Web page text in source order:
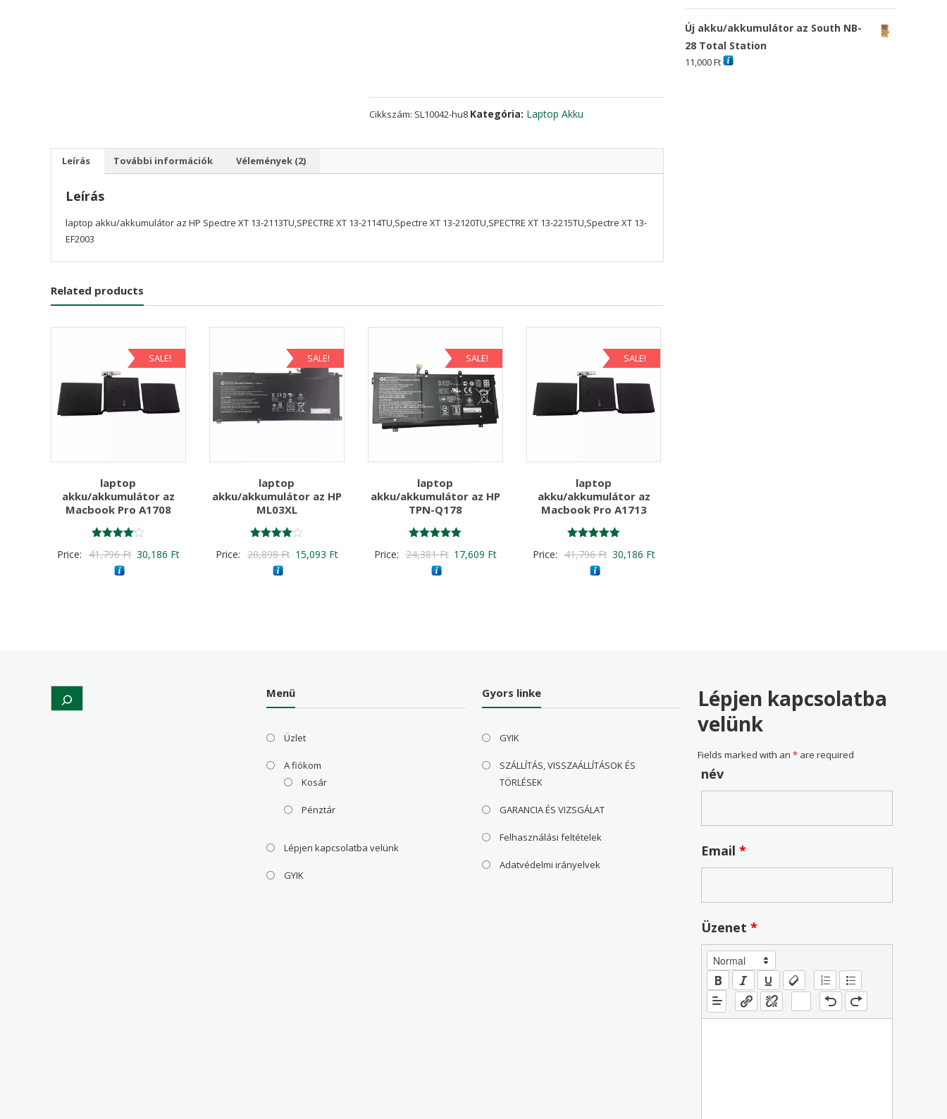
13-
13-
13-
Cikkszám: SL10042-hu8 Kategória: Laptop Akku
Leírás További információk Vélemények (2)
Leírás
laptop akku/akkumulátor az HP Spectre XT 13-2113TU,SPECTRE XT 13-2114TU,Spectre XT 13-2120TU,SPECTRE XT 13-2215TU,Spectre XT 13-
EF2003
Related products
SALE!
laptop
akku/akkumulátor az
Macbook Pro A1708
4.00
/ 5
Price: 41,796Ft Original
30,186 FtCurrent
SALE!
laptop
akku/akkumulátor az HP
ML03XL
4.00
/ 5
Price: 20,898Ft Original
15,093 FtCurrent
SALE!
laptop
akku/akkumulátor az HP
TPN-Q178
5.00
/ 5
Price: 24,381Ft Original
17,609 FtCurrent
SALE!
laptop
akku/akkumulátor az
Macbook Pro A1713
5.00
/ 5
Price: 41,796Ft Original
30,186 FtCurrent
Új akku/akkumulátor az South NB-
28 Total Station
11,000Ft
Search Menü
Üzlet
A fiókom
Kosár
Pénztár
Lépjen kapcsolatba velünk
GYIK
Gyors linke
GYIK
SZÁLLÍTÁS, VISSZAÁLLÍTÁSOK ÉS
TÖRLÉSEK
GARANCIA ÉS VIZSGÁLAT
Felhasználási feltételek
Adatvédelmi irányelvek
Lépjen kapcsolatba
velünk
Fields marked with an* are required
név
Email*
Üzenet*